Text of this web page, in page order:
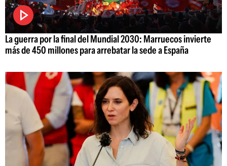
La guerra por la final del Mundial 2030: Marruecos invierte
más de 450 millones para arrebatar la sede a España